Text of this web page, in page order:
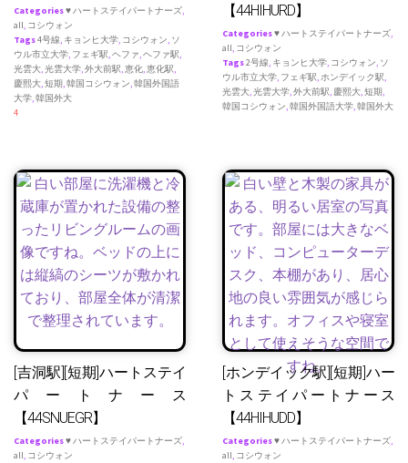
Categories♥ ハートステイパートナーズ,
all, コシウォン
Tags4号線, キョンヒ大学, コシウォン, ソ
ウル市立大学, フェギ駅,ヘファ,ヘファ駅,
光雲大,光雲大学,外大前駅,恵化,恵化駅,
慶熙大,短期,韓国コシウォン,韓国外国語
大学,韓国外大
4
【44HIHURD】
Categories♥ ハートステイパートナーズ,
all, コシウォン
Tags2号線, キョンヒ大学, コシウォン, ソ
ウル市立大学, フェギ駅,ホンデイック駅,
光雲大,光雲大学,外大前駅, 慶熙大,短期,
韓国コシウォン,韓国外国語大学,韓国外大
[吉洞駅][短期]ハートステイ
パートナース
【44SNUEGR】
Categories♥ ハートステイパートナーズ,
all, コシウォン
[ホンデイック駅][短期]ハー
トステイパートナース
【44HIHUDD】
Categories♥ ハートステイパートナーズ,
all, コシウォン